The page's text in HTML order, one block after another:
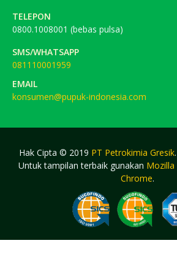
TELEPON
0800.1008001 (bebas pulsa)
SMS/WHATSAPP
081110001959
EMAIL
konsumen@pupuk-indonesia.com
Hak Cipta © 2019 PT Petrokimia Gresik
Untuk tampilan terbaik gunakan
Chrome.